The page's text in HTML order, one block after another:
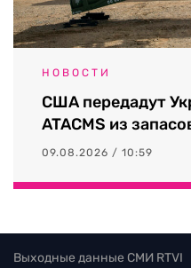
НОВОСТИ
США передадут
ATACMS из
09.08.2026 / 10:59
Выходные данные СМИ RTVI